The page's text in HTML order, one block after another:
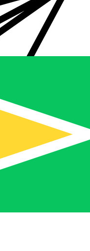
に行えます。ライブの
いオプションをご利用